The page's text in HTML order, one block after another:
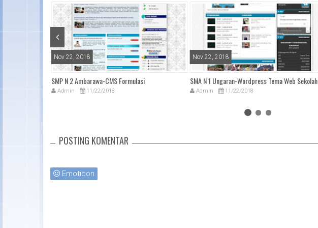
o
k
Nov 22, 2018
SMP N 2 Ambarawa-CMS Formulasi
Admin 11/22/2018
Nov 22, 2018
SMA N 1 Ungaran-Wordpress Tema Web Sekolah
Admin 11/22/2018
POSTING KOMENTAR
Emoticon